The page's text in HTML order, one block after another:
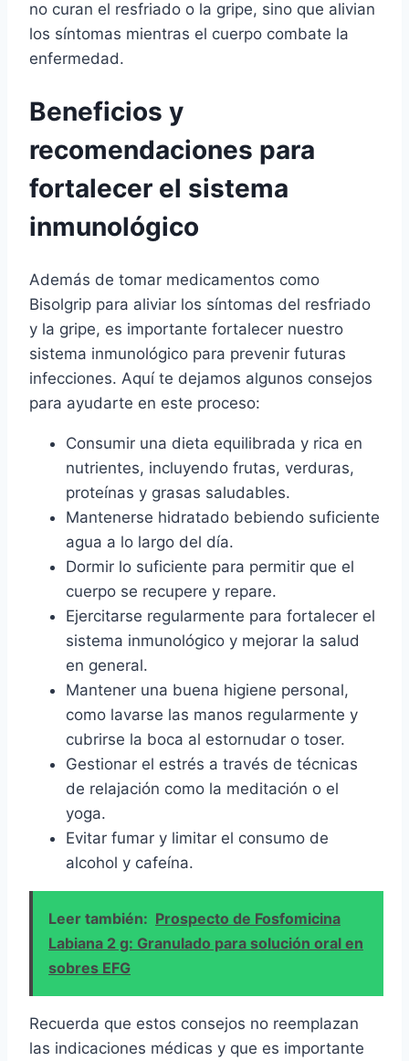
no curan el resfriado o la gripe, sino que alivian
los síntomas mientras el cuerpo combate la
enfermedad.
Beneficios y
recomendaciones para
fortalecer el sistema
inmunológico
Además de tomar medicamentos como
Bisolgrip para aliviar los síntomas del resfriado
y la gripe, es importante fortalecer nuestro
sistema inmunológico para prevenir futuras
infecciones. Aquí te dejamos algunos consejos
para ayudarte en este proceso:
Consumir una dieta equilibrada y rica en
nutrientes, incluyendo frutas, verduras,
proteínas y grasas saludables.
Mantenerse hidratado bebiendo suficiente
agua a lo largo del día.
Dormir lo suficiente para permitir que el
cuerpo se recupere y repare.
Ejercitarse regularmente para fortalecer el
sistema inmunológico y mejorar la salud
en general.
Mantener una buena higiene personal,
como lavarse las manos regularmente y
cubrirse la boca al estornudar o toser.
Gestionar el estrés a través de técnicas
de relajación como la meditación o el
yoga.
Evitar fumar y limitar el consumo de
alcohol y cafeína.
Leer también: Prospecto de Fosfomicina
Labiana 2 g: Granulado para solución oral en
sobres EFG
Recuerda que estos consejos no reemplazan
las indicaciones médicas y que es importante